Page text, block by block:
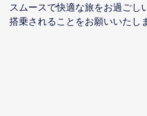
スムースで快適な旅をお過ごし
搭乗されることをお願いいたし